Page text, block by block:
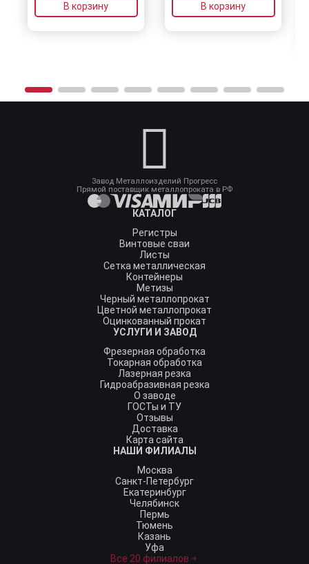
В корзину В корзину
Завод Металлоизделий Прогресс
Прямой поставщик металлопроката в РФ
КАТАЛОГ
Регистры
Винтовые сваи
Листы
Сетка металлическая
Контейнеры
Метизы
Черный металлопрокат
Цветной металлопрокат
Оцинкованный прокат
УСЛУГИ И ЗАВОД
Фрезерная обработка
Токарная обработка
Лазерная резка
Гидроабразивная резка
О заводе
ГОСТы и ТУ
Отзывы
Доставка
Карта сайта
НАШИ ФИЛИАЛЫ
Москва
Санкт-Петербург
Екатеринбург
Челябинск
Пермь
Тюмень
Казань
Уфа
Все 20 филиалов